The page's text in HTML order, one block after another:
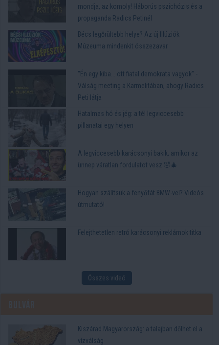
mondja, az komoly! Háborús pszichózis és a
propaganda Radics Petinél
Bécs legőrültebb helye? Az új Illúziók
Múzeuma mindenkit összezavar
"Én egy kiba....ott fiatal demokrata vagyok" -
Válság meeting a Karmelitában, ahogy Radics
Peti látja
Hatalmas hó és jég: a tél legviccesebb
pillanatai egy helyen
A legviccesebb karácsonyi bakik, amikor az
ünnep váratlan fordulatot vesz 🤣🎄
Hogyan szálítsuk a fenyőfát BMW-vel? Videós
útmutató!
Felejthetetlen retró karácsonyi reklámok titka
Összes videó
Kiszárad Magyarország: a talajban dőlhet el a
vízválság